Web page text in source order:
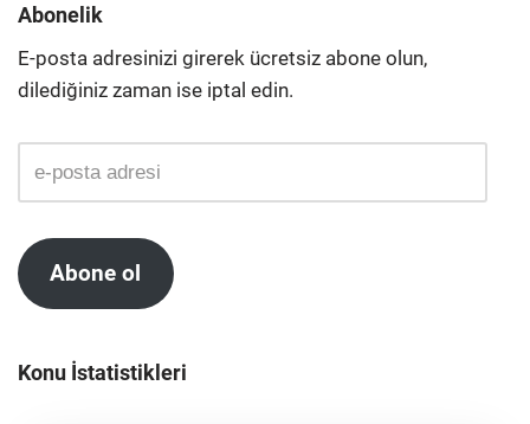
Abonelik
E-posta adresinizi girerek ücretsiz abone olun,
dilediğiniz zaman ise iptal edin.
Abone ol
Konu İstatistikleri